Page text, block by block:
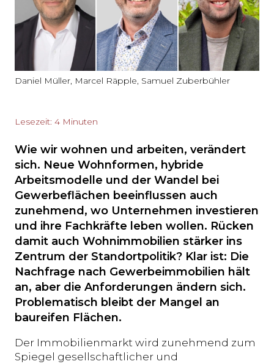
Daniel Müller, Marcel Räpple, Samuel Zuberbühler
Lesezeit: 4 Minuten
Wie wir wohnen und arbeiten, verändert
sich. Neue Wohnformen, hybride
Arbeitsmodelle und der Wandel bei
Gewerbeflächen beeinflussen auch
zunehmend, wo Unternehmen investieren
und ihre Fachkräfte leben wollen. Rücken
damit auch Wohnimmobilien stärker ins
Zentrum der Standortpolitik? Klar ist: Die
Nachfrage nach Gewerbeimmobilien hält
an, aber die Anforderungen ändern sich.
Problematisch bleibt der Mangel an
baureifen Flächen.
Der Immobilienmarkt wird zunehmend zum
Spiegel gesellschaftlicher und